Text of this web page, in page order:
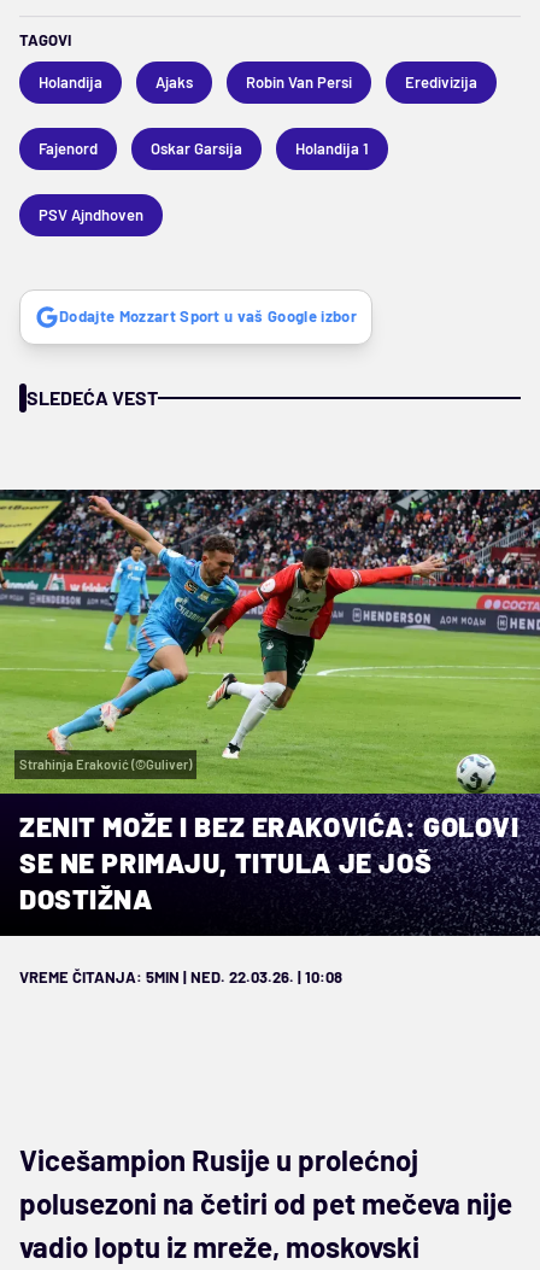
TAGOVI
Holandija Ajaks Robin Van Persi Eredivizija
Fajenord Oskar Garsija Holandija 1
PSV Ajndhoven
Dodajte Mozzart Sport u vaš Google izbor
SLEDEĆA VEST
Strahinja Eraković (©Guliver)
ZENIT MOŽE I BEZ ERAKOVIĆA: GOLOVI
SE NE PRIMAJU, TITULA JE JOŠ
DOSTIŽNA
VREME ČITANJA: 5MIN | NED. 22.03.26. | 10:08
Vicešampion Rusije u prolećnoj
polusezoni na četiri od pet mečeva nije
vadio loptu iz mreže, moskovski